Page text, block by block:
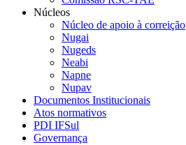
Núcleos
Núcleo de apoio à correição
Nugai
Nugeds
Neabi
Napne
Nupav
Documentos Institucionais
Atos normativos
PDI IFSul
Governança